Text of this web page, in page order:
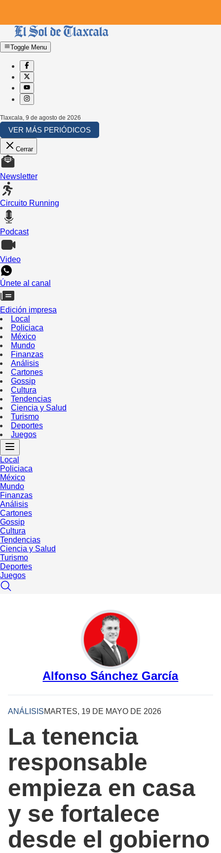
Toggle Menu
Tlaxcala 9 de agosto de 2026
VER MÁS PERIÓDICOS
Cerrar
Newsletter
Circuito Running
Podcast
Video
Únete al canal
Edición impresa
Local
Policiaca
México
Mundo
Finanzas
Análisis
Cartones
Gossip
Cultura
Tendencias
Ciencia y Salud
Turismo
Deportes
Juegos
Local
Policiaca
México
Mundo
Finanzas
Análisis
Cartones
Gossip
Cultura
Tendencias
Ciencia y Salud
Turismo
Deportes
Juegos
Alfonso Sánchez García
ANÁLISISMARTES, 19 DE MAYO DE 2026
La tenencia
responsable
empieza en casa
y se fortalece
desde el gobierno